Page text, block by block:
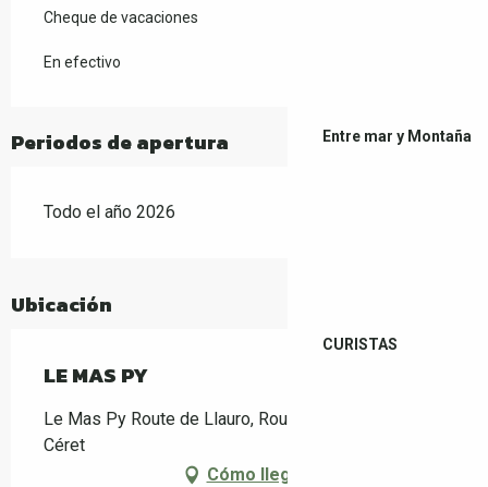
Entre mar y Montaña
CURISTAS
Cheque de vacaciones
En efectivo
Periodos de apertura
Todo el año 2026
Ubicación
LE MAS PY
Le Mas Py Route de Llauro, Route de Llauro, 66400
Céret
Cómo llegar